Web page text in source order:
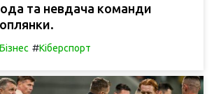
та невдача команди
Бізнес #Кіберспорт